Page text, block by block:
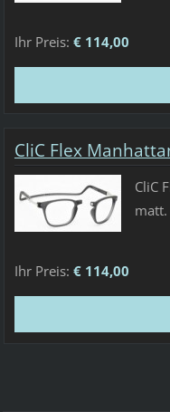
Ihr Preis: € 114,00
CliC Flex
CliC
Ihr Preis: € 114,00